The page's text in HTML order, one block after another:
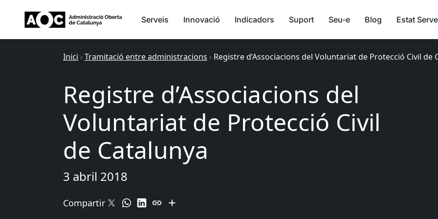
Serveis Innovació Indicadors Suport Seu-e Blog Estat
Inici › Tramitació entre administracions › Registre d’Associacions del Voluntariat de Protecció Civil de
Registre d’Associacions del
Voluntariat de Protecció Civil
de Catalunya
3 abril 2018
Compartir